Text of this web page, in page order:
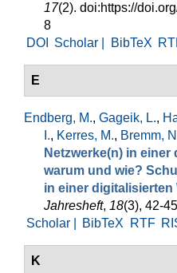
17(2). doi:https://
8
DOI
Scholar | BibTeX
E
Endberg, M., Gageik, L.,
I., Kerres, M., Bremm,
Netzwerke(n) in
warum und wie?
in einer digitalisierten
Jahresheft, 18(3), 42-
Scholar |
BibTeX RTF
K